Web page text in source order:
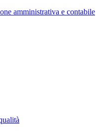
amministrativa e contabile